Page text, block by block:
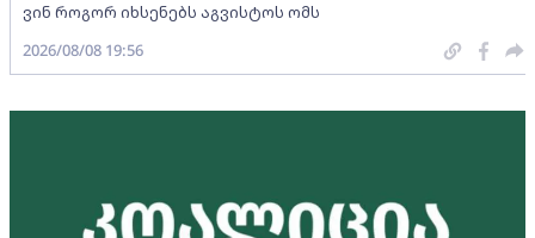
ვინ როგორ იხსენებს აგვისტოს ომს
2026/08/08 19:56